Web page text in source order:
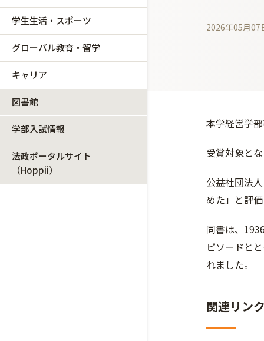
学生生活・スポーツ
グローバル教育・留学
キャリア
図書館
学部入試情報
法政ポータルサイト
（Hoppii）
2026年05月07
本学経営学
受賞対象と
公益社団法
めた」と評
同書は、
ピソードと
れました。
関連リン